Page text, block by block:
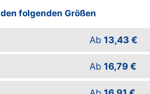
folgenden Größen
Ab 13,43 €
Ab 16,79 €